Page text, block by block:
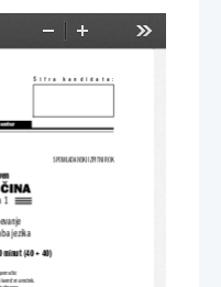
Pomanjšaj
1
jezika
kemični svinčnik.
SPOMLADANSKI IZPITNI ROK
minut (40 + 40)
Šifra kandidata: